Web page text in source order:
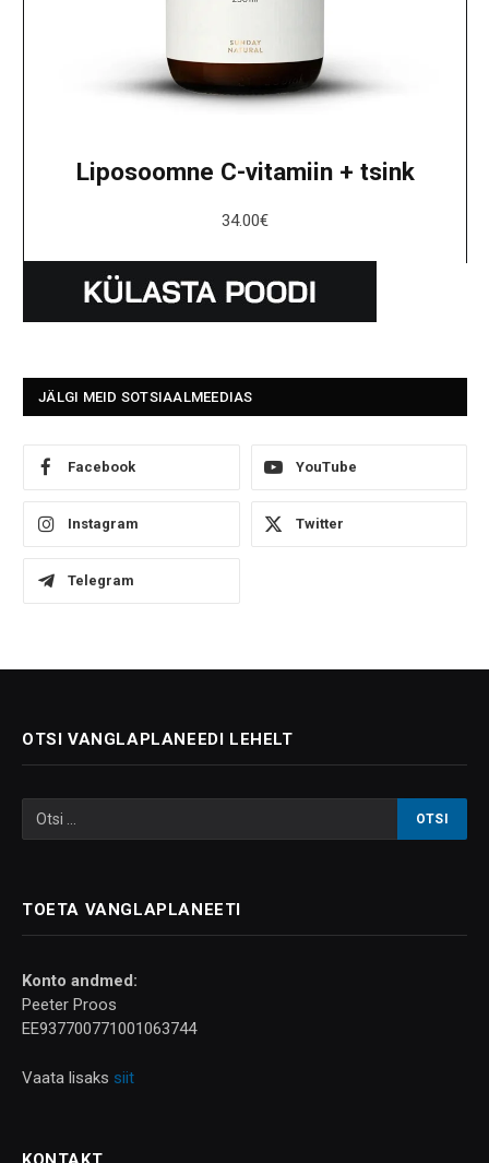
Liposoomne C-vitamiin + tsink
34.00€
JÄLGI MEID SOTSIAALMEEDIAS
Facebook YouTube
Instagram Twitter
Telegram
OTSI VANGLAPLANEEDI LEHELT
TOETA VANGLAPLANEETI
Konto andmed:
Peeter Proos
EE937700771001063744
Vaata lisaks siit